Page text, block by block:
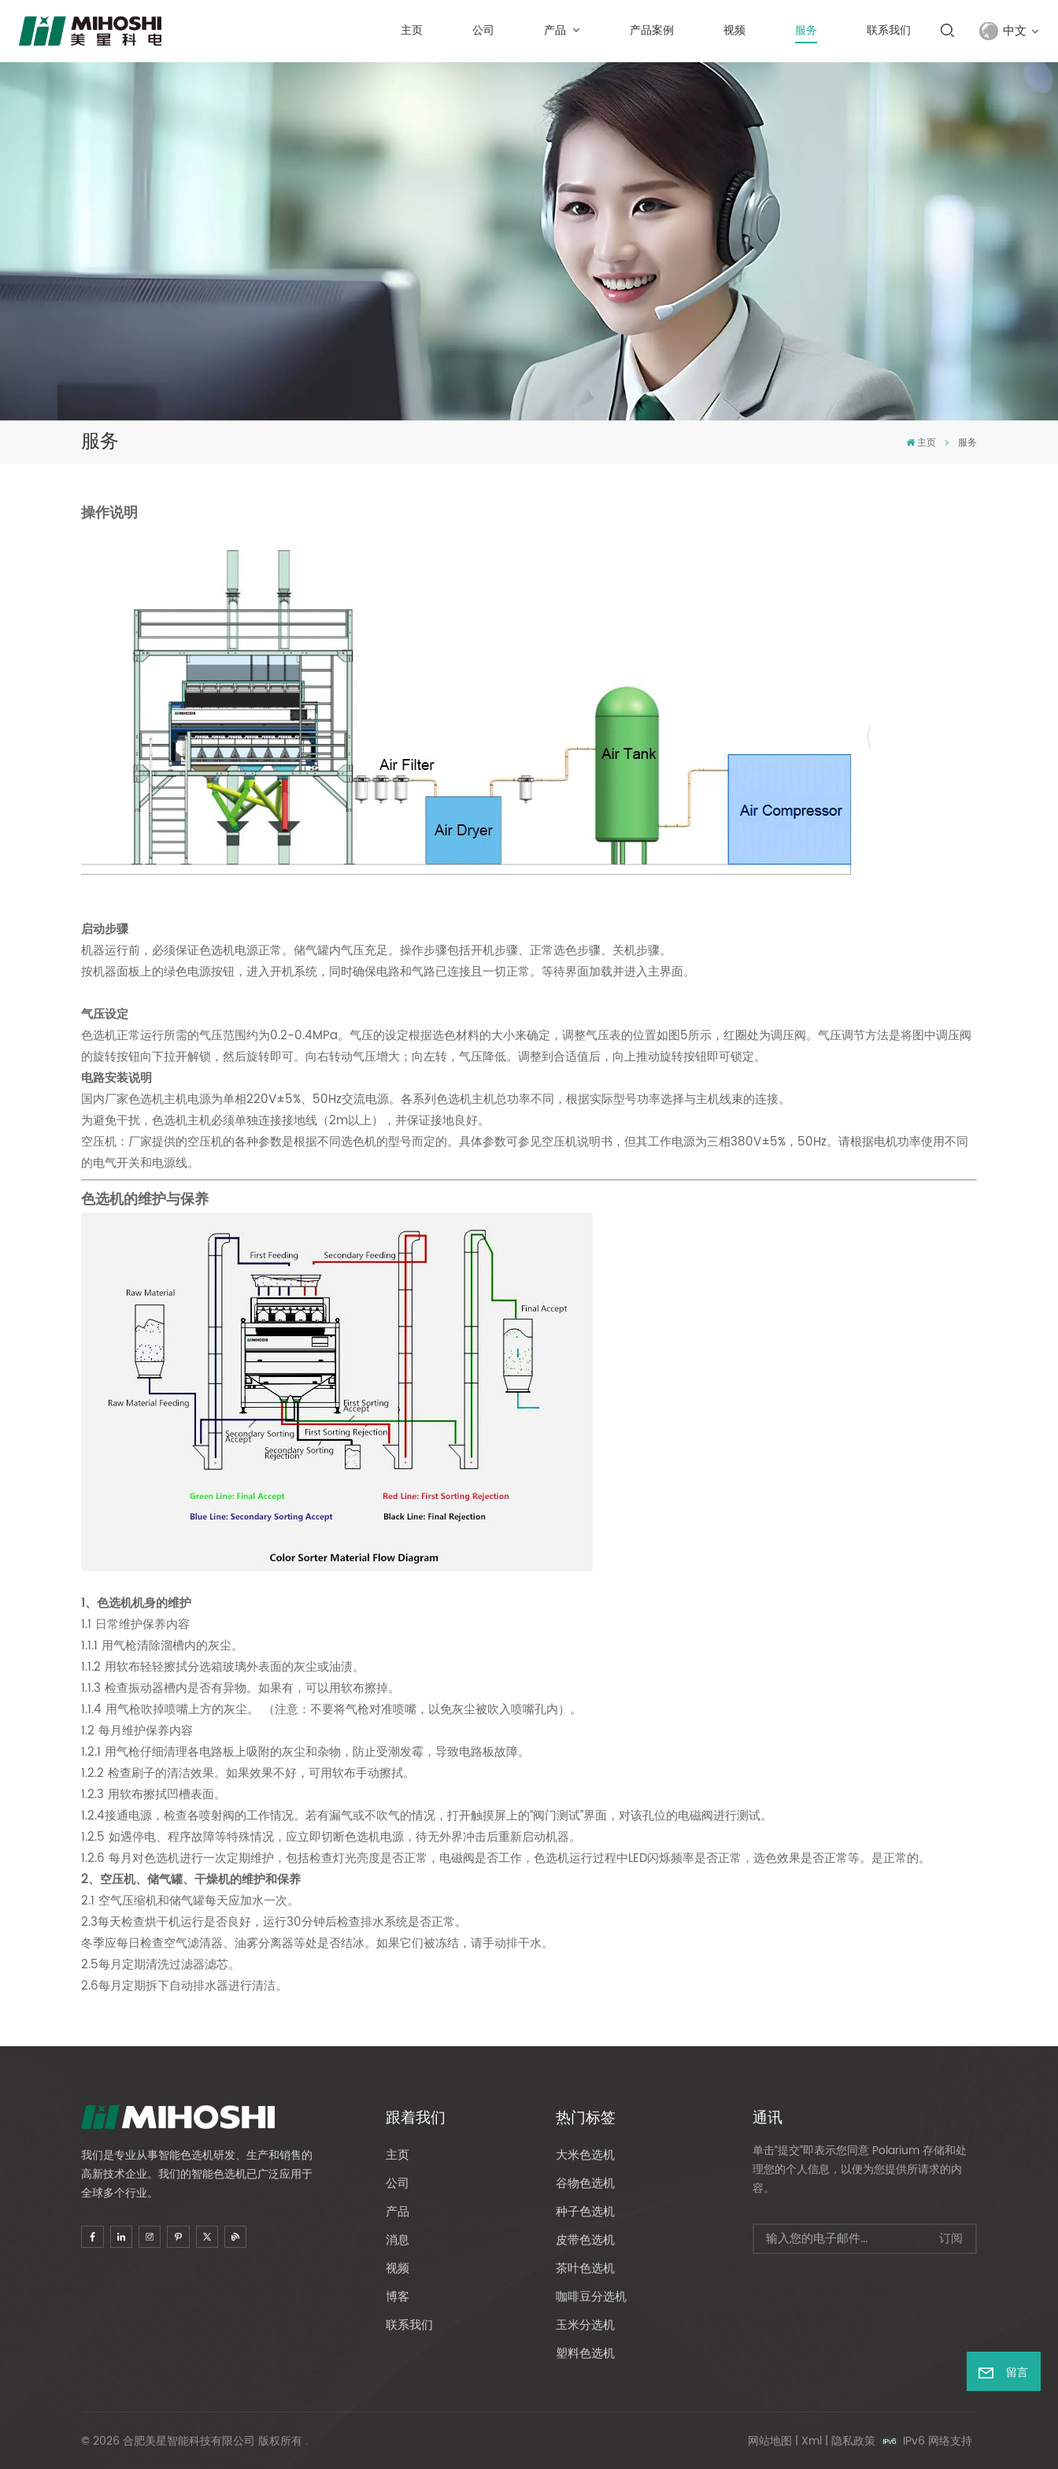
主页 公司 产品 产品案例 视频 服务 联系我们 中文
English
français
español
服务 主页 服务
操作说明
启动步骤
机器运行前，必须保证色选机电源正常。储气罐内气压充足。操作步骤包括开机步骤、正常选色步骤、关机步骤。
按机器面板上的绿色电源按钮，进入开机系统，同时确保电路和气路已连接且一切正常。等待界面加载并进入主界面。
气压设定
色选机正常运行所需的气压范围约为0.2-0.4MPa。气压的设定根据选色材料的大小来确定，调整气压表的位置如图5所示，红圈处为调压阀。气压调节方法是将图中调压阀
的旋转按钮向下拉开解锁，然后旋转即可。向右转动气压增大；向左转，气压降低。调整到合适值后，向上推动旋转按钮即可锁定。
电路安装说明
国内厂家色选机主机电源为单相220V±5%、50Hz交流电源。各系列色选机主机总功率不同，根据实际型号功率选择与主机线束的连接。
为避免干扰，色选机主机必须单独连接接地线（2m以上），并保证接地良好。
空压机：厂家提供的空压机的各种参数是根据不同选色机的型号而定的。具体参数可参见空压机说明书，但其工作电源为三相380V±5%，50Hz。请根据电机功率使用不同
的电气开关和电源线。
色选机的维护与保养
1、色选机机身的维护
1.1 日常维护保养内容
1.1.1 用气枪清除溜槽内的灰尘。
1.1.2 用软布轻轻擦拭分选箱玻璃外表面的灰尘或油渍。
1.1.3 检查振动器槽内是否有异物。如果有，可以用软布擦掉。
1.1.4 用气枪吹掉喷嘴上方的灰尘。 （注意：不要将气枪对准喷嘴，以免灰尘被吹入喷嘴孔内）。
1.2 每月维护保养内容
1.2.1 用气枪仔细清理各电路板上吸附的灰尘和杂物，防止受潮发霉，导致电路板故障。
1.2.2 检查刷子的清洁效果。如果效果不好，可用软布手动擦拭。
1.2.3 用软布擦拭凹槽表面。
1.2.4接通电源，检查各喷射阀的工作情况。若有漏气或不吹气的情况，打开触摸屏上的“阀门测试”界面，对该孔位的电磁阀进行测试。
1.2.5 如遇停电、程序故障等特殊情况，应立即切断色选机电源，待无外界冲击后重新启动机器。
1.2.6 每月对色选机进行一次定期维护，包括检查灯光亮度是否正常，电磁阀是否工作，色选机运行过程中LED闪烁频率是否正常，选色效果是否正常等。是正常的。
2、空压机、储气罐、干燥机的维护和保养
2.1 空气压缩机和储气罐每天应加水一次。
2.3每天检查烘干机运行是否良好，运行30分钟后检查排水系统是否正常。
冬季应每日检查空气滤清器、油雾分离器等处是否结冰。如果它们被冻结，请手动排干水。
2.5每月定期清洗过滤器滤芯。
2.6每月定期拆下自动排水器进行清洁。
我们是专业从事智能色选机研发、生产和销售的
高新技术企业。我们的智能色选机已广泛应用于
全球多个行业。
跟着我们
主页
公司
产品
消息
视频
博客
联系我们
热门标签
大米色选机
谷物色选机
种子色选机
皮带色选机
茶叶色选机
咖啡豆分选机
玉米分选机
塑料色选机
通讯
单击“提交”即表示您同意 Polarium 存储和处
理您的个人信息，以便为您提供所请求的内
容。
© 2026 合肥美星智能科技有限公司 版权所有 . 网站地图 | Xml | 隐私政策 IPv6 网络支持
留言